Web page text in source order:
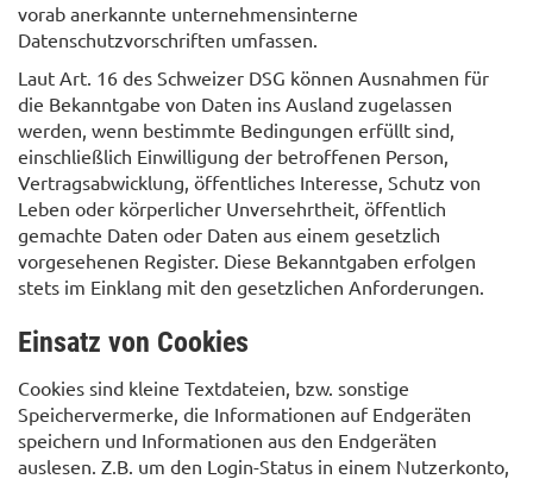
vorab anerkannte unternehmensinterne
Datenschutzvorschriften umfassen.
Laut Art. 16 des Schweizer DSG können Ausnahmen für
die Bekanntgabe von Daten ins Ausland zugelassen
werden, wenn bestimmte Bedingungen erfüllt sind,
einschließlich Einwilligung der betroffenen Person,
Vertragsabwicklung, öffentliches Interesse, Schutz von
Leben oder körperlicher Unversehrtheit, öffentlich
gemachte Daten oder Daten aus einem gesetzlich
vorgesehenen Register. Diese Bekanntgaben erfolgen
stets im Einklang mit den gesetzlichen Anforderungen.
Einsatz von Cookies
Cookies sind kleine Textdateien, bzw. sonstige
Speichervermerke, die Informationen auf Endgeräten
speichern und Informationen aus den Endgeräten
auslesen. Z.B. um den Login-Status in einem Nutzerkonto,